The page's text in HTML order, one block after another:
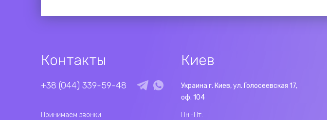
Контакты
+38 (044) 339-59-48
Принимаем звонки
Киев
Украина г. Киев, ул. Голосеевская 17,
оф. 104
Пн.-Пт.